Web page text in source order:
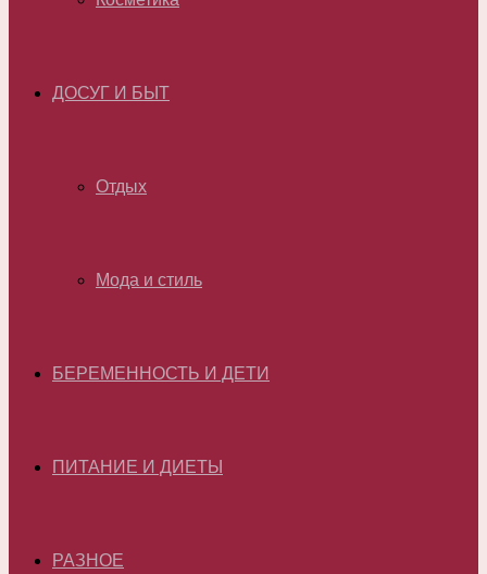
ДОСУГ И БЫТ
Отдых
Мода и стиль
БЕРЕМЕННОСТЬ И ДЕТИ
ПИТАНИЕ И ДИЕТЫ
РАЗНОЕ